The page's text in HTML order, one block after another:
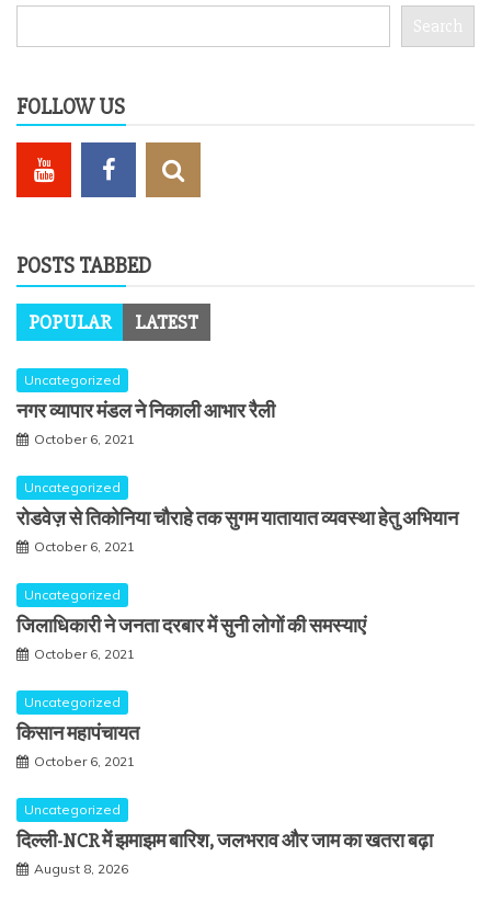
Search
FOLLOW US
POSTS TABBED
POPULAR LATEST
Uncategorized
नगर व्यापार मंडल ने निकाली आभार रैली
October 6, 2021
Uncategorized
रोडवेज़ से तिकोनिया चौराहे तक सुगम यातायात व्यवस्था हेतु अभियान
October 6, 2021
Uncategorized
जिलाधिकारी ने जनता दरबार में सुनी लोगों की समस्याएं
October 6, 2021
Uncategorized
किसान महापंचायत
October 6, 2021
Uncategorized
दिल्ली-NCR में झमाझम बारिश, जलभराव और जाम का खतरा बढ़ा
August 8, 2026